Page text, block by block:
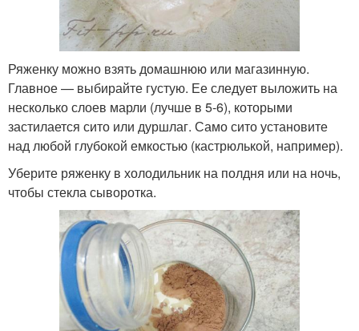
Ряженку можно взять домашнюю или магазинную.
Главное — выбирайте густую. Ее следует выложить на
несколько слоев марли (лучше в 5-6), которыми
застилается сито или дуршлаг. Само сито установите
над любой глубокой емкостью (кастрюлькой, например).
Уберите ряженку в холодильник на полдня или на ночь,
чтобы стекла сыворотка.